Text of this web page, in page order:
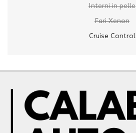
Interni in pelle
Fari Xenon
Cruise Control